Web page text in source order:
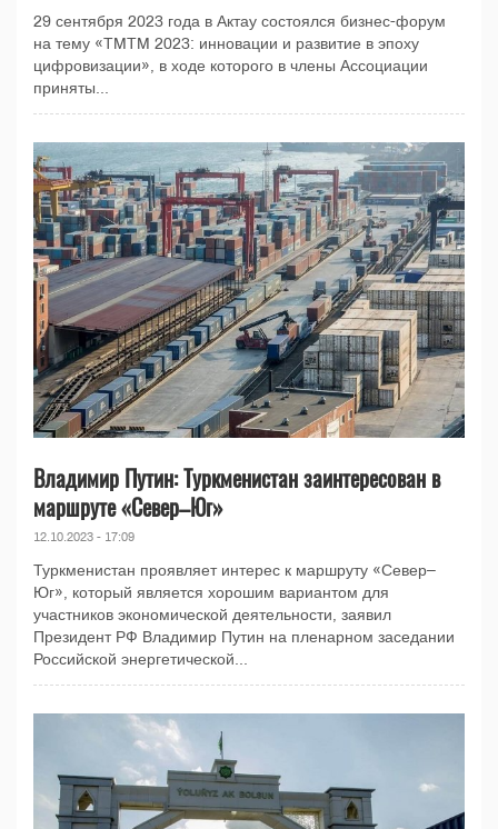
29 сентября 2023 года в Актау состоялся бизнес-форум
на тему «ТMTM 2023: инновации и развитие в эпоху
цифровизации», в ходе которого в члены Ассоциации
приняты...
Владимир Путин: Туркменистан заинтересован в
маршруте «Север–Юг»
12.10.2023 - 17:09
Туркменистан проявляет интерес к маршруту «Север–
Юг», который является хорошим вариантом для
участников экономической деятельности, заявил
Президент РФ Владимир Путин на пленарном заседании
Российской энергетической...